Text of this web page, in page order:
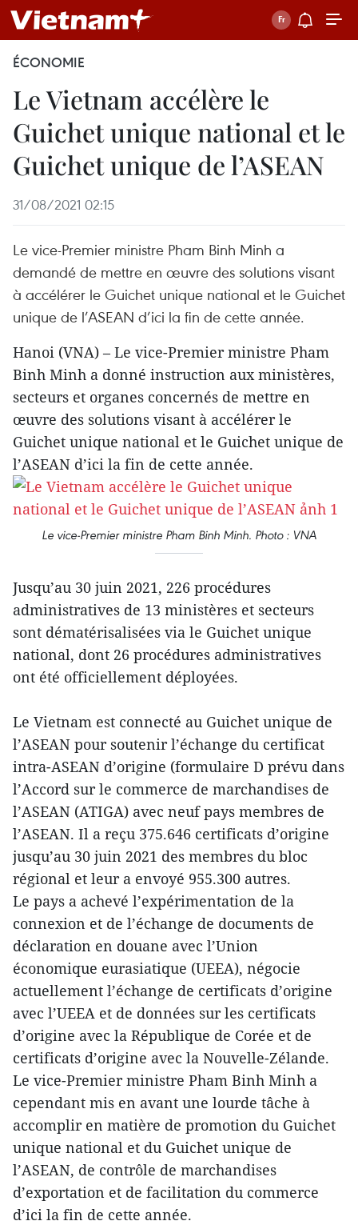
ÉCONOMIE
Le Vietnam accélère le
Guichet unique national et le
Guichet unique de l’ASEAN
31/08/2021 02:15
Le vice-Premier ministre Pham Binh Minh a
demandé de mettre en œuvre des solutions visant
à accélérer le Guichet unique national et le Guichet
unique de l’ASEAN d’ici la fin de cette année.
Hanoi (VNA) – Le vice-Premier ministre Pham
Binh Minh a donné instruction aux ministères,
secteurs et organes concernés de mettre en
œuvre des solutions visant à accélérer le
Guichet unique national et le Guichet unique de
l’ASEAN d’ici la fin de cette année.
Le vice-Premier ministre Pham Binh Minh. Photo : VNA
Jusqu’au 30 juin 2021, 226 procédures
administratives de 13 ministères et secteurs
sont dématérisalisées via le Guichet unique
national, dont 26 procédures administratives
ont été officiellement déployées.
Le Vietnam est connecté au Guichet unique de
l’ASEAN pour soutenir l’échange du certificat
intra-ASEAN d’origine (formulaire D prévu dans
l’Accord sur le commerce de marchandises de
l’ASEAN (ATIGA) avec neuf pays membres de
l’ASEAN. Il a reçu 375.646 certificats d’origine
jusqu’au 30 juin 2021 des membres du bloc
régional et leur a envoyé 955.300 autres.
Le pays a achevé l’expérimentation de la
connexion et de l’échange de documents de
déclaration en douane avec l’Union
économique eurasiatique (UEEA), négocie
actuellement l’échange de certificats d’origine
avec l’UEEA et de données sur les certificats
d’origine avec la République de Corée et de
certificats d’origine avec la Nouvelle-Zélande.
Le vice-Premier ministre Pham Binh Minh a
cependant mis en avant une lourde tâche à
accomplir en matière de promotion du Guichet
unique national et du Guichet unique de
l’ASEAN, de contrôle de marchandises
d’exportation et de facilitation du commerce
d’ici la fin de cette année.